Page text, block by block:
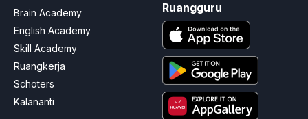
Brain Academy
English Academy
Skill Academy
Ruangkerja
Schoters
Kalananti
Ruangguru